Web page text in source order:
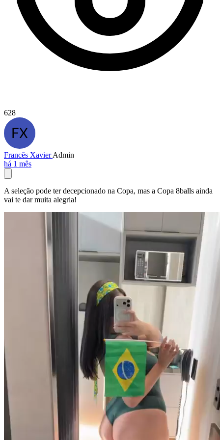
628
Francês XavierAdmin
há 1 mês
A seleção pode ter decepcionado na Copa, mas a Copa 8balls ainda
vai te dar muita alegria!